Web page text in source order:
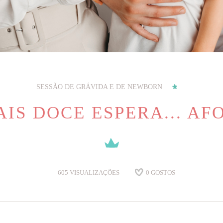
SESSÃO DE GRÁVIDA E DE NEWBORN
DOCE ESPERA...
605 VISUALIZAÇÕES 0 GOSTOS